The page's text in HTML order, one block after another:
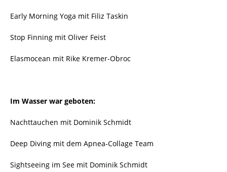
Early Morning Yoga mit Filiz Taskin
Stop Finning mit Oliver Feist
Elasmocean mit Rike Kremer-Obroc
Im Wasser war geboten:
Nachttauchen mit Dominik Schmidt
Deep Diving mit dem Apnea-Collage Team
Sightseeing im See mit Dominik Schmidt